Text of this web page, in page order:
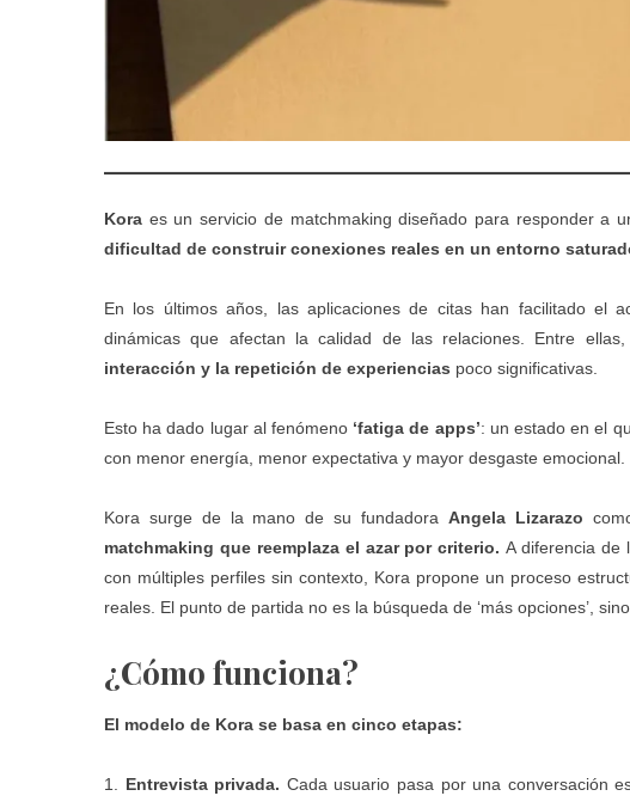
Kora es un servicio de matchmaking diseñado para responder a
dificultad de construir conexiones reales en un entorno
En los últimos años, las aplicaciones de citas han facilitado el
dinámicas que afectan la calidad de las relaciones. Entre
interacción y la repetición de experiencias poco significativas.
Esto ha dado lugar al fenómeno ‘fatiga de apps’: un estado en el
con menor energía, menor expectativa y mayor desgaste emocional.
Kora surge de la mano de su fundadora Angela Lizarazo
matchmaking que reemplaza el azar por criterio. A diferencia de
con múltiples perfiles sin contexto, Kora propone un proceso
reales. El punto de partida no es la búsqueda de ‘más opciones’,
¿Cómo funciona?
El modelo de Kora se basa en cinco etapas:
1. Entrevista privada. Cada usuario pasa por una conversación